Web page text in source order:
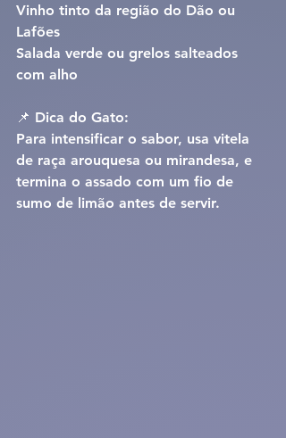
Vinho tinto da região do Dão ou
Lafões
Salada verde ou grelos salteados
com alho
📌 Dica do Gato:
Para intensificar o sabor, usa vitela
de raça arouquesa ou mirandesa, e
termina o assado com um fio de
sumo de limão antes de servir.